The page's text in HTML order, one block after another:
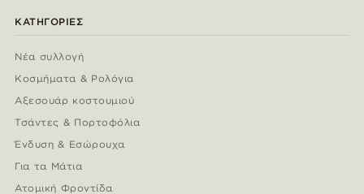
ΚΑΤΗΓΟΡΊΕΣ
Νέα συλλογή
Κοσμήματα & Ρολόγια
Αξεσουάρ κοστουμιού
Τσάντες & Πορτοφόλια
Ένδυση & Εσώρουχα
Για τα Μάτια
Ατομική Φροντίδα